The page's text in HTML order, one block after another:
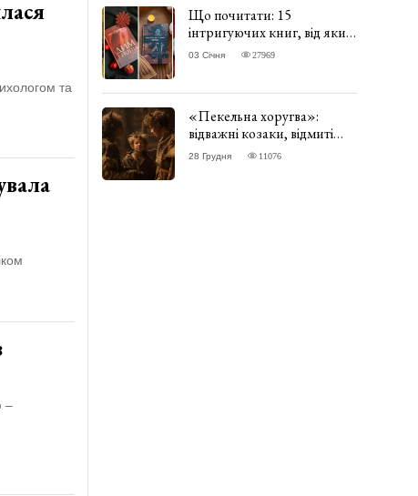
та
–
Що почитати: 15
інтригуючих книг, від яких
важко відірватись. ФОТО
03 Січня 27969
«Пекельна хоругва»:
відважні козаки, відмиті
чорти та відчайдушний
28 Грудня 11076